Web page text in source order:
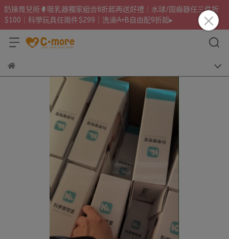
奶操育兒術🥊吸乳器獨家組合8折起再送好禮｜水球/固齒器任三件折
$100｜科學玩具任兩件$299｜洗澡A+B自由配9折起▸